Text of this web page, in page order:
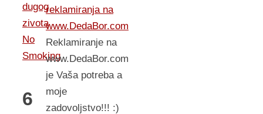
dugog
zivota
No
Smoking
6
reklamiranja na
www.DedaBor.com
Reklamiranje na
www.DedaBor.com
je Vaša potreba a
moje
zadovoljstvo!!! :)